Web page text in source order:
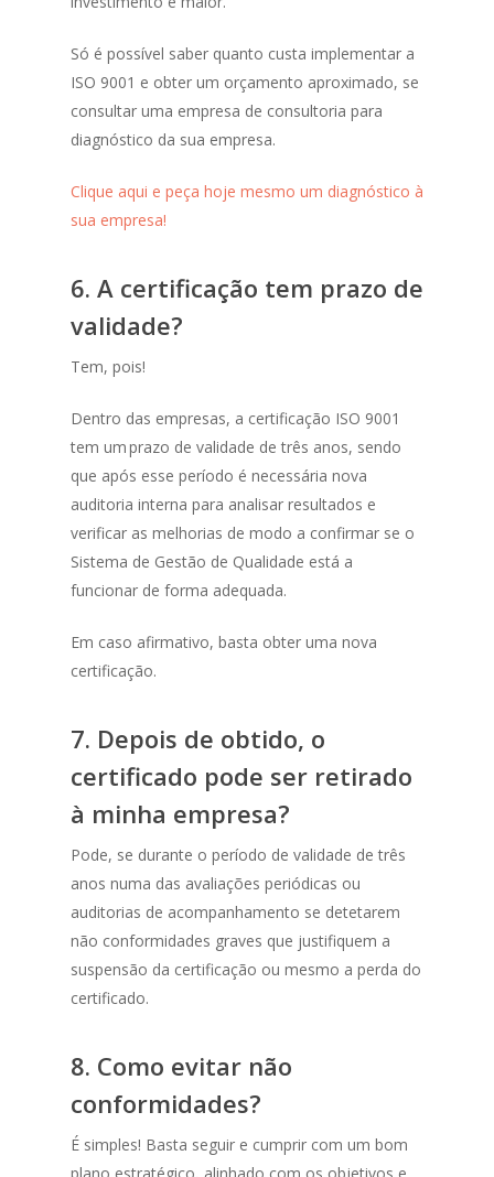
Só é possível saber quanto custa implementar a
ISO 9001 e obter um orçamento aproximado, se
consultar uma empresa de consultoria para
diagnóstico da sua empresa.
Clique aqui e peça hoje mesmo um diagnóstico à
sua empresa!
6. A certificação tem prazo de
validade?
Tem, pois!
Dentro das empresas, a certificação ISO 9001
tem um prazo de validade de três anos, sendo
que após esse período é necessária nova
auditoria interna para analisar resultados e
verificar as melhorias de modo a confirmar se o
Sistema de Gestão de Qualidade está a
funcionar de forma adequada.
Em caso afirmativo, basta obter uma nova
certificação.
7. Depois de obtido, o
certificado pode ser retirado
à minha empresa?
Pode, se durante o período de validade de três
anos numa das avaliações periódicas ou
auditorias de acompanhamento se detetarem
não conformidades graves que justifiquem a
suspensão da certificação ou mesmo a perda do
certificado.
8. Como evitar não
conformidades?
É simples! Basta seguir e cumprir com um bom